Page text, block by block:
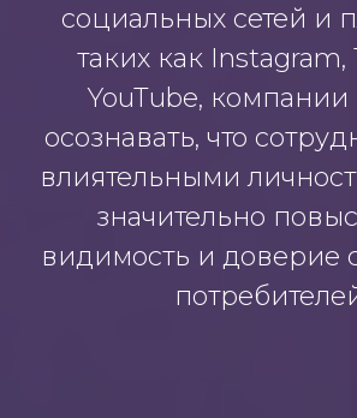
социальных сетей и
таких как Instagram,
YouTube, компании
осознавать, что
влиятельными
значительно
видимость и доверие